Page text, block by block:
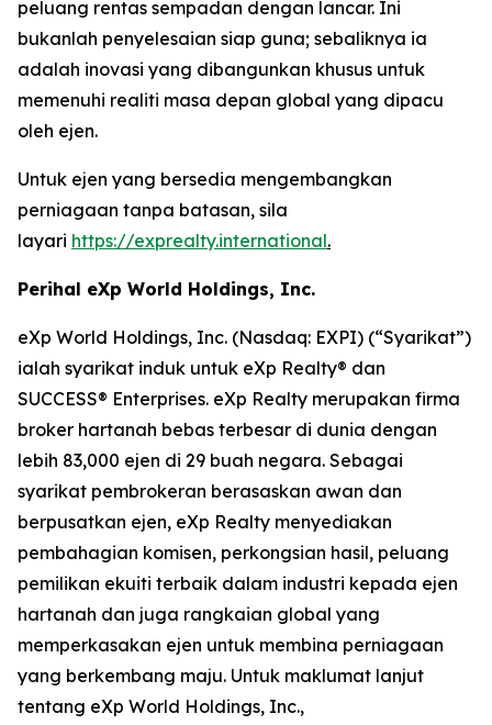
peluang rentas sempadan dengan lancar. Ini
bukanlah penyelesaian siap guna; sebaliknya ia
adalah inovasi yang dibangunkan khusus untuk
memenuhi realiti masa depan global yang dipacu
oleh ejen.
Untuk ejen yang bersedia mengembangkan
perniagaan tanpa batasan, sila
layari https://exprealty.international.
Perihal eXp World Holdings, Inc.
eXp World Holdings, Inc. (Nasdaq: EXPI) (“Syarikat”)
ialah syarikat induk untuk eXp Realty® dan
SUCCESS® Enterprises. eXp Realty merupakan firma
broker hartanah bebas terbesar di dunia dengan
lebih 83,000 ejen di 29 buah negara. Sebagai
syarikat pembrokeran berasaskan awan dan
berpusatkan ejen, eXp Realty menyediakan
pembahagian komisen, perkongsian hasil, peluang
pemilikan ekuiti terbaik dalam industri kepada ejen
hartanah dan juga rangkaian global yang
memperkasakan ejen untuk membina perniagaan
yang berkembang maju. Untuk maklumat lanjut
tentang eXp World Holdings, Inc.,